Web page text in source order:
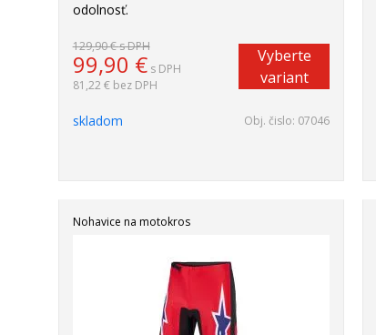
odolnosť.
129,90 €s DPH
99,90 € s DPH
81,22 € bez DPH
Vyberte
variant
skladom Obj. čislo: 07046
Nohavice na motokros